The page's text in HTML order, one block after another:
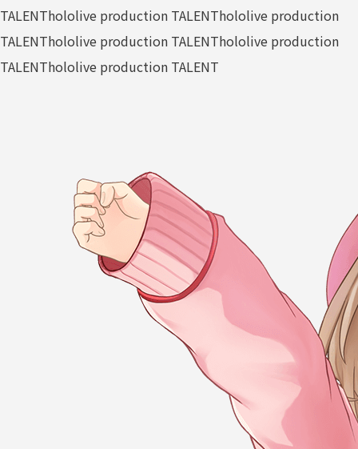
TALENThololive production TALENThololive production
TALENThololive production TALENThololive production
TALENThololive production TALENT